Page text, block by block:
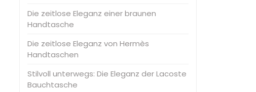
Die zeitlose Eleganz einer braunen
Handtasche
Die zeitlose Eleganz von Hermès
Handtaschen
Stilvoll unterwegs: Die Eleganz der Lacoste
Bauchtasche